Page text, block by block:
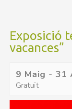
Exposició
vacances”
9 Maig - 31
Gratuït